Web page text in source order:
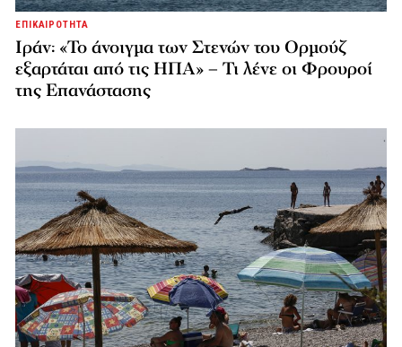
ΕΠΙΚΑΙΡΟΤΗΤΑ
Ιράν: «Το άνοιγμα των Στενών του Ορμούζ
εξαρτάται από τις ΗΠΑ» – Τι λένε οι Φρουροί
της Επανάστασης